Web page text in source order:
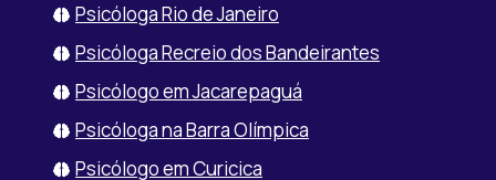
Psicóloga Rio de Janeiro
Psicóloga Recreio dos Bandeirantes
Psicólogo em Jacarepaguá
Psicóloga na Barra Olímpica
Psicólogo em Curicica